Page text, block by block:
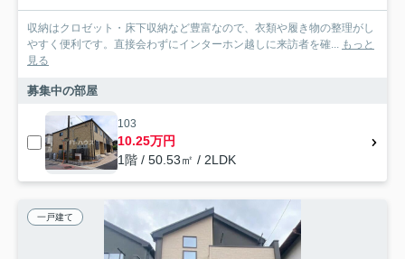
収納はクロゼット・床下収納など豊富なので、衣類や履き物の整理がし
やすく便利です。直接会わずにインターホン越しに来訪者を確... もっと
見る
募集中の部屋
103
10.25万円
1階 / 50.53㎡ / 2LDK
一戸建て